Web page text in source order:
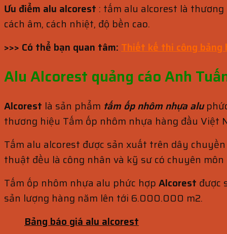
Ưu điểm alu alcorest : tấm alu alcorest là
cách âm, cách nhiệt, độ bền cao.
>>> Có thể bạn quan tâm: Thiết kế thi công
Alu Alcorest quảng cáo Anh
Alcorest là sản phẩm tấm ốp nhôm nhựa alu
thương hiệu Tấm ốp nhôm nhựa hàng đầu Việt
Tấm alu alcorest được sản xuất trên dây
thuật đều là công nhân và kỹ sư có chuyên
Tấm ốp nhôm nhựa alu phức hợp Alcorest được
sản lượng hàng năm lên tới 6.000.000 m2.
Bảng báo giá alu alcorest